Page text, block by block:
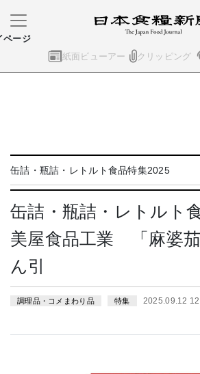
紙面ビューアー クリッピング
ページ
缶詰・瓶詰・レトルト食品特集2025
缶詰・瓶詰・レトルト
美屋食品工業 「麻婆
ん引
調理品・コメまわり品 特集 2025.09.12